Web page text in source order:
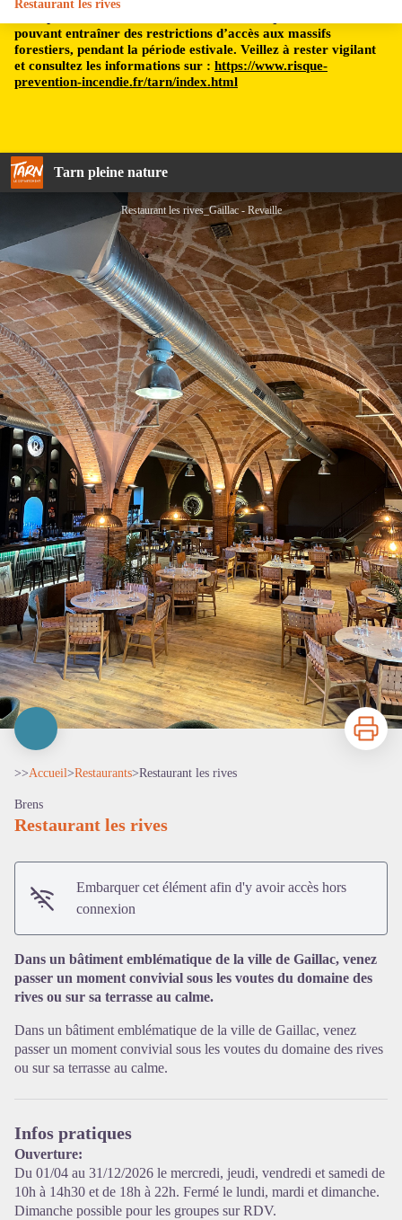
pouvant entraîner des restrictions d’accès aux massifs
forestiers, pendant la période estivale. Veillez à rester vigilant
et consultez les informations sur : https://www.risque-
prevention-incendie.fr/tarn/index.html
Tarn pleine nature
Restaurant les rives
Restaurant les rives_Gaillac - Revaille
Voir l'image en plein écran
Imprimer
>>Accueil>Restaurants>Restaurant les rives
Brens
Restaurant les rives
Embarquer cet élément afin d'y avoir accès hors
connexion
Dans un bâtiment emblématique de la ville de Gaillac, venez
passer un moment convivial sous les voutes du domaine des
rives ou sur sa terrasse au calme.
Dans un bâtiment emblématique de la ville de Gaillac, venez
passer un moment convivial sous les voutes du domaine des rives
ou sur sa terrasse au calme.
Infos pratiques
Ouverture:
Du 01/04 au 31/12/2026 le mercredi, jeudi, vendredi et samedi de
10h à 14h30 et de 18h à 22h. Fermé le lundi, mardi et dimanche.
Dimanche possible pour les groupes sur RDV.